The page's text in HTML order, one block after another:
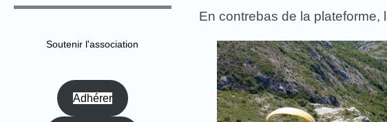
En contrebas de la plateforme,
Soutenir l'association
Adhérer